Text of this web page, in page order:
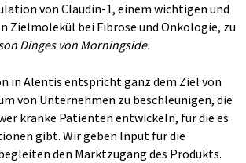
von Claudin-1, einem wichtigen und
Zielmolekül bei Fibrose und Onkologie, zu
Dinges von Morningside.
in Alentis entspricht ganz dem Ziel von
von Unternehmen zu beschleunigen, die
kranke Patienten entwickeln, für die es
gibt. Wir geben Input für die
den Marktzugang des Produkts.